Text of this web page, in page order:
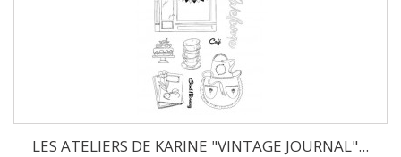
LES ATELIERS DE KARINE "VINTAGE JOURNAL"...